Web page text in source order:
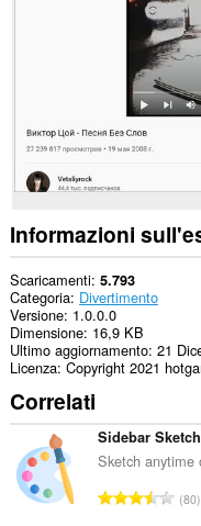
Informazioni
Scaricamenti 5.793
Categoria Divertimento
Versione 1.0.0.0
Dimensione 16,9 KB
Ultimo aggiornamento 21
Licenza Copyright 2021
Correlati
Sidebar Sketch
Sketch anytime
N80